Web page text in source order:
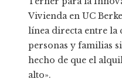
Vivienda en UC
línea directa entre la
personas y familias
hecho de que el
alto».